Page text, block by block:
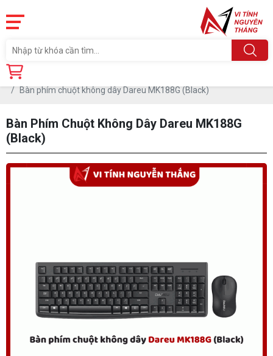
Trang chủ
Bàn phím chuột không dây Dareu MK188G (Black)
Bàn Phím Chuột Không Dây Dareu MK188G
(Black)